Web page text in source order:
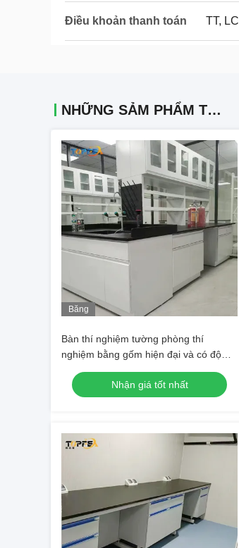
Điều khoản thanh toán TT, LC
NHỮNG SẢM PHẨM TƯƠNG TỰ
Băng
Bàn thí nghiệm tường phòng thí
nghiệm bằng gốm hiện đại và có độ
bền cao cho các thí nghiệm trong
phòng thí nghiệmNhận giá tốt nhất